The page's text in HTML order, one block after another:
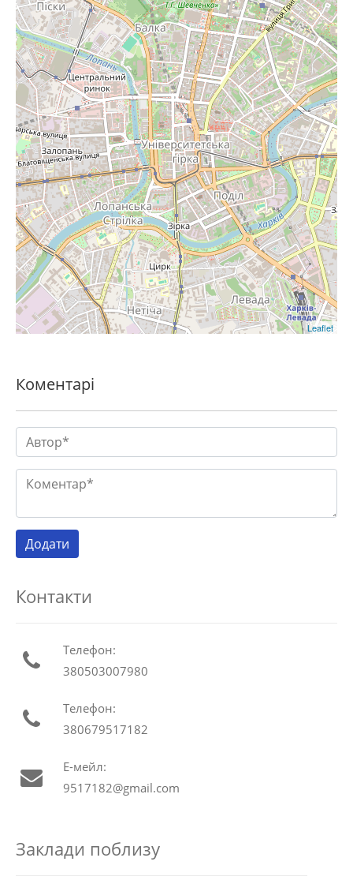
Leaflet
Коментарі
Контакти
Телефон:
380503007980
Телефон:
380679517182
Е-мейл:
9517182@gmail.com
Заклади поблизу